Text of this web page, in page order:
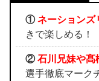
① ネーションズ
きで楽しめる！
② 石川兄妹や髙
選手徹底マーク